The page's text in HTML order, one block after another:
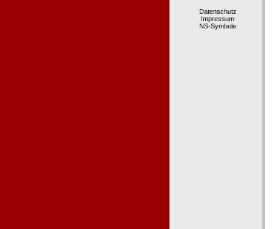
Datenschutz
Impressum
NS-Symbole